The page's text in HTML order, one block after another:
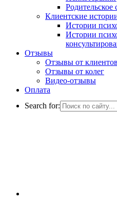
Родительское
Клиентские
Истории
Истории
Отзывы
Отзывы от клиентов
Отзывы от колег
Видео-отзывы
Оплата
Search for: